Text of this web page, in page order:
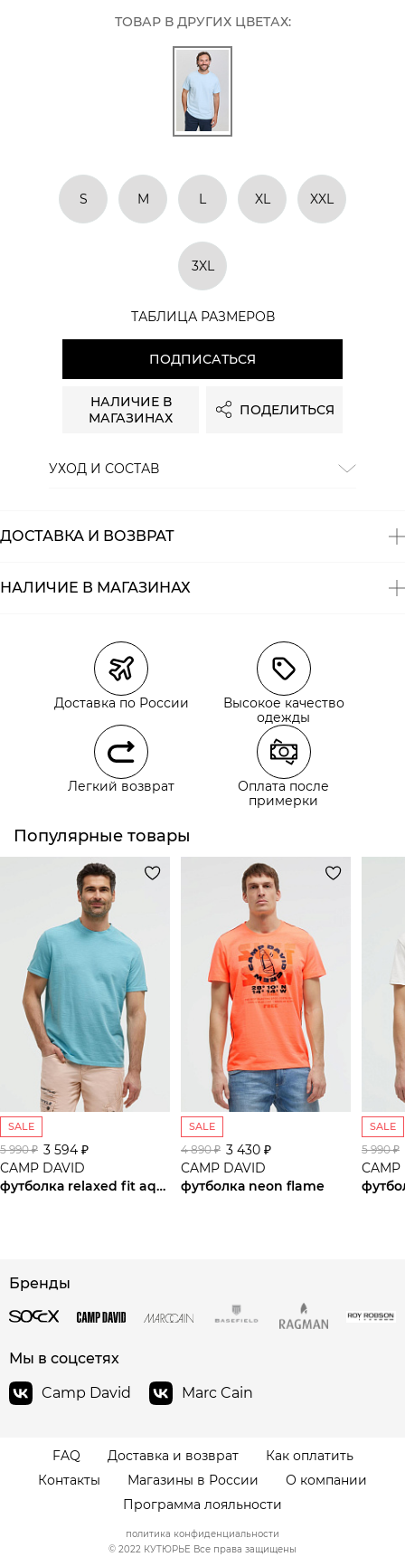
ТОВАР В ДРУГИХ ЦВЕТАХ:
S M L XL XXL
3XL
ТАБЛИЦА РАЗМЕРОВ
ПОДПИСАТЬСЯ
НАЛИЧИЕ В
МАГАЗИНАХ
ПОДЕЛИТЬСЯ
УХОД И СОСТАВ
ДОСТАВКА И ВОЗВРАТ
Курьерская доставка СДЭК
Самовывоз из пункта выдачи СДЭК
Самовывоз из наших магазинов
Курьерская доставка СДЭК
Самовывоз из пункта выдачи СДЭК
НАЛИЧИЕ В МАГАЗИНАХ
Доставка по России
Высокое качество
одежды
Легкий возврат
Оплата после
примерки
Популярные товары
SALE
5 990 ₽ 3 594 ₽
CAMP DAVID
футболка relaxed fit aqua
SALE
4 890 ₽ 3 430 ₽
CAMP DAVID
футболка neon flame
SALE
5 990 ₽
CAMP
Бренды
Мы в соцсетях
Camp David
Marc Cain
FAQ Доставка и возврат
Как оплатить
Контакты
Магазины в России
О компании
Программа лояльности
© 2022 КУТЮРЬЕ Все права защищены
политика конфиденциальности